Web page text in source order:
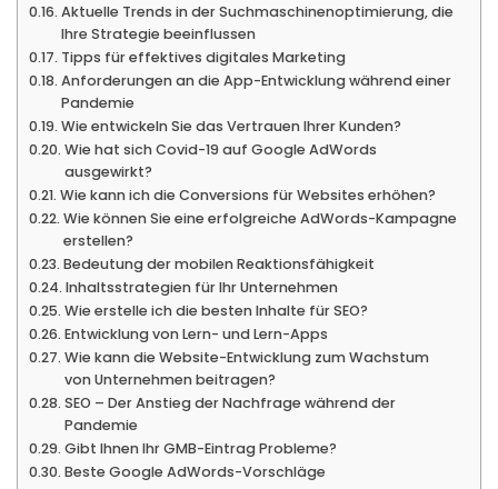
Aktuelle Trends in der Suchmaschinenoptimierung, die
Ihre Strategie beeinflussen
Tipps für effektives digitales Marketing
Anforderungen an die App-Entwicklung während einer
Pandemie
Wie entwickeln Sie das Vertrauen Ihrer Kunden?
Wie hat sich Covid-19 auf Google AdWords
ausgewirkt?
Wie kann ich die Conversions für Websites erhöhen?
Wie können Sie eine erfolgreiche AdWords-Kampagne
erstellen?
Bedeutung der mobilen Reaktionsfähigkeit
Inhaltsstrategien für Ihr Unternehmen
Wie erstelle ich die besten Inhalte für SEO?
Entwicklung von Lern- und Lern-Apps
Wie kann die Website-Entwicklung zum Wachstum
von Unternehmen beitragen?
SEO – Der Anstieg der Nachfrage während der
Pandemie
Gibt Ihnen Ihr GMB-Eintrag Probleme?
Beste Google AdWords-Vorschläge